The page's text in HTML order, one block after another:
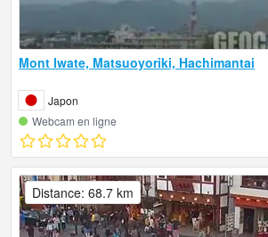
Mont Iwate, Matsuoyoriki, Hachimantai
Japon
Webcam en ligne
Distance: 68.7 km